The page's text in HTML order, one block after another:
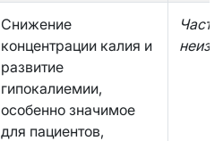
Снижение
концентрации калия и
развитие
гипокалиемии,
особенно значимое
для пациентов,